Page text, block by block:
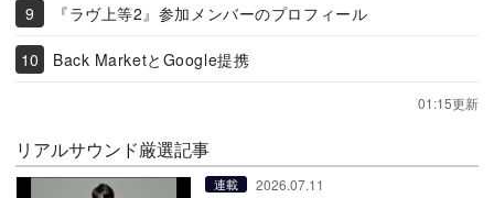
『ラヴ上等2』参加メンバーのプロフィール
Back MarketとGoogle提携
01:15更新
リアルサウンド厳選記事
連載 2026.07.11